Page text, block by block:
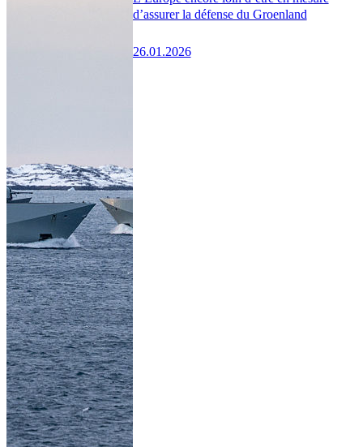
d’assurer la défense du Groenland
26.01.2026